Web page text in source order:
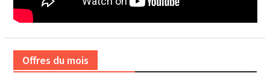
Offres du mois